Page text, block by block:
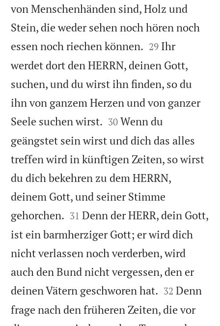
von Menschenhänden sind, Holz und
Stein, die weder sehen noch hören noch
essen noch riechen können. 

29 Ihr
werdet dort den HERRN, deinen Gott,
suchen, und du wirst ihn finden, so du
ihn von ganzem Herzen und von ganzer
Seele suchen wirst. 

30 Wenn du
geängstet sein wirst und dich das alles
treffen wird in künftigen Zeiten, so wirst
du dich bekehren zu dem HERRN,
deinem Gott, und seiner Stimme
gehorchen. 

31 Denn der HERR, dein Gott,
ist ein barmherziger Gott; er wird dich
nicht verlassen noch verderben, wird
auch den Bund nicht vergessen, den er
deinen Vätern geschworen hat. 

32 Denn
frage nach den früheren Zeiten, die vor